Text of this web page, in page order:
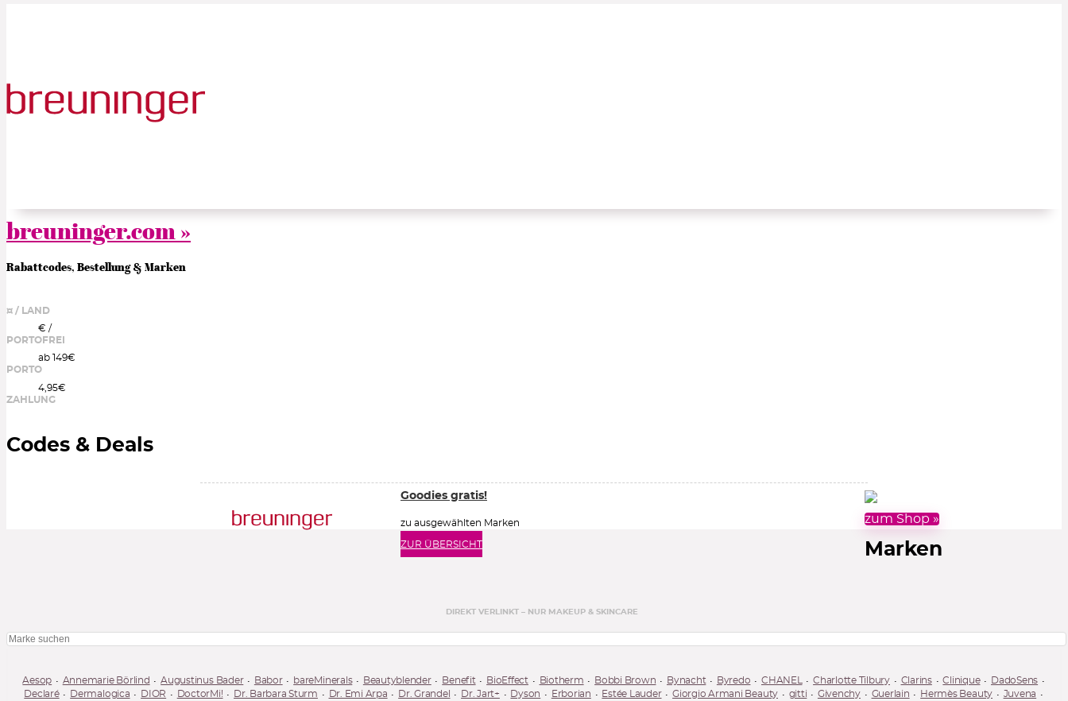
breuninger.com »
Rabattcodes, Bestellung & Marken
¤ / LAND
€ /
PORTOFREI
ab 149€
PORTO
4,95€
ZAHLUNG
Codes & Deals
Goodies gratis!
zu ausgewählten Marken
ZUR ÜBERSICHT
zum Shop »
Marken
DIREKT VERLINKT – NUR MAKEUP & SKINCARE
Aesop Annemarie Börlind Augustinus Bader Babor bareMinerals Beautyblender Benefit BioEffect Biotherm Bobbi Brown Bynacht Byredo CHANEL Charlotte Tilbury Clarins Clinique
DadoSens
Declaré
Dermalogica DIOR DoctorMi! Dr. Barbara Sturm Dr. Emi Arpa Dr. Grandel Dr. Jart+ Dyson Erborian Estée Lauder Giorgio Armani Beauty gitti Givenchy Guerlain Hermès Beauty
Juvena